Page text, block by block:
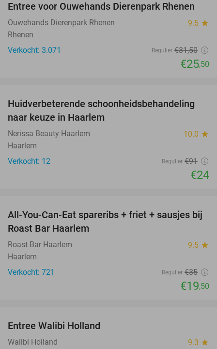
19%
Entree voor Ouwehands Dierenpark Rhenen
Ouwehands Dierenpark Rhenen 9.5 star
Rhenen
Verkocht: 3.071
Regulier €31,50
€25,50
74%
Huidverbeterende schoonheidsbehandeling
naar keuze in Haarlem
Nerissa Beauty Haarlem 10.0 star
Haarlem
Verkocht: 12
Regulier €91
€24
44%
All-You-Can-Eat spareribs + friet + sausjes bij
Roast Bar Haarlem
Roast Bar Haarlem 9.5 star
Haarlem
Verkocht: 721
Regulier €35
€19,50
Entree Walibi Holland
Walibi Holland 9.3 star